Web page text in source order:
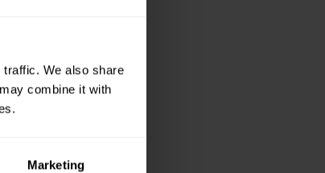
We also share
combine it with
Marketing
satsning i
Flux Partners …